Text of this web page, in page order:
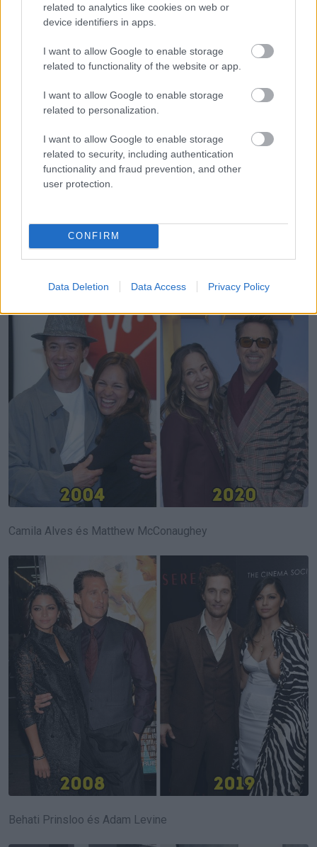
related to analytics like cookies on web or
device identifiers in apps.
I want to allow Google to enable storage
related to functionality of the website or app.
I want to allow Google to enable storage
related to personalization.
I want to allow Google to enable storage
related to security, including authentication
functionality and fraud prevention, and other
user protection.
CONFIRM
Data Deletion Data Access Privacy Policy
Camila Alves és Matthew McConaughey
Behati Prinsloo és Adam Levine